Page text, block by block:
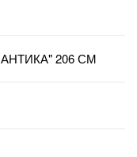
206 СМ